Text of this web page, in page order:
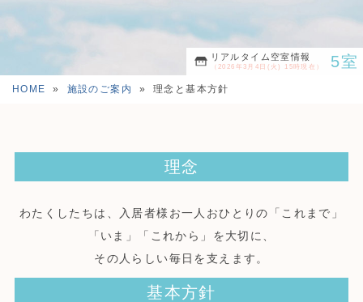
リアルタイム空室情報
（2026年3月4日(火) 15時現在） 5室
HOME » 施設のご案内 »理念と基本方針
理念
わたくしたちは、入居者様お一人おひとりの「これまで」
「いま」「これから」を大切に、
その人らしい毎日を支えます。
基本方針